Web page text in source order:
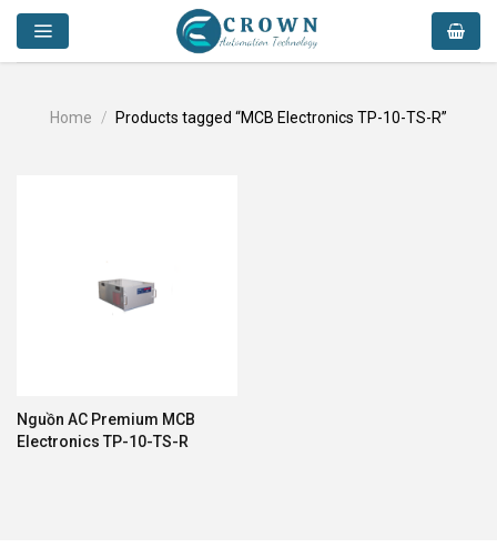
Skip
content
Home / Products tagged “MCB Electronics TP-10-TS-R”
Nguồn AC Premium MCB
Electronics TP-10-TS-R